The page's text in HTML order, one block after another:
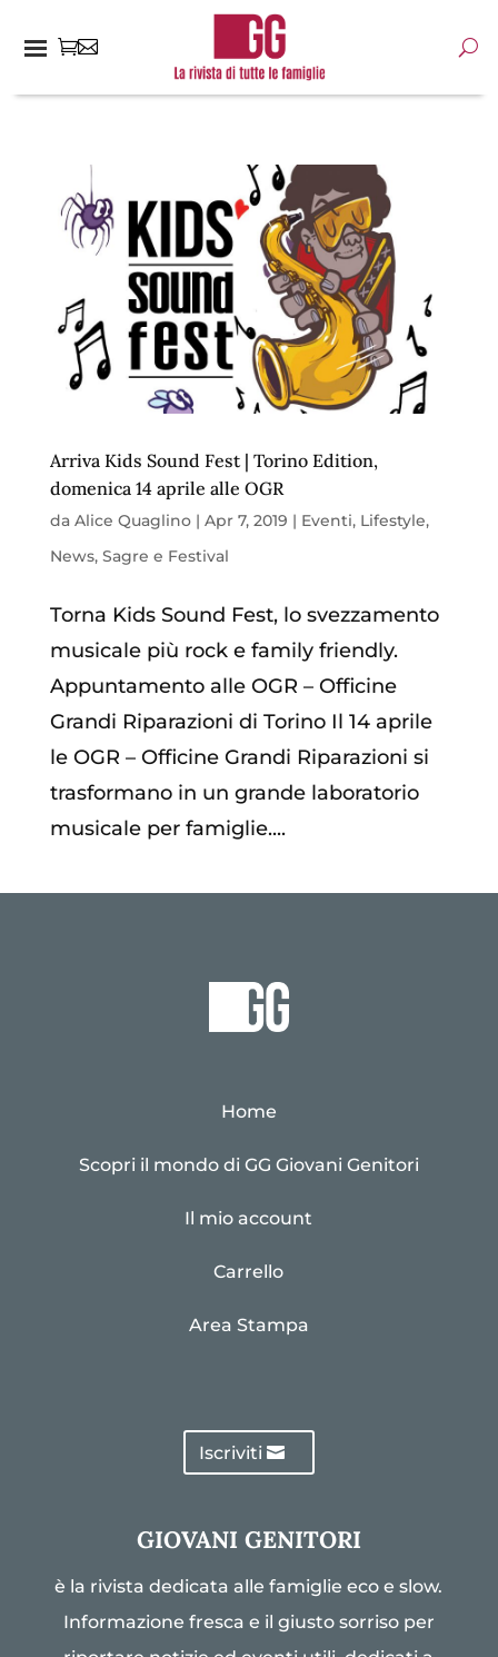
Arriva Kids Sound Fest | Torino Edition,
domenica 14 aprile alle OGR
da Alice Quaglino| Apr 7, 2019 | Eventi, Lifestyle,
News, Sagre e Festival
Torna Kids Sound Fest, lo svezzamento
musicale più rock e family friendly.
Appuntamento alle OGR – Officine
Grandi Riparazioni di Torino Il 14 aprile
le OGR – Officine Grandi Riparazioni si
trasformano in un grande laboratorio
musicale per famiglie....
Home
Scopri il mondo di GG Giovani Genitori
Il mio account
Carrello
Area Stampa
Iscriviti
GIOVANI GENITORI
è la rivista dedicata alle famiglie eco e slow.
Informazione fresca e il giusto sorriso per